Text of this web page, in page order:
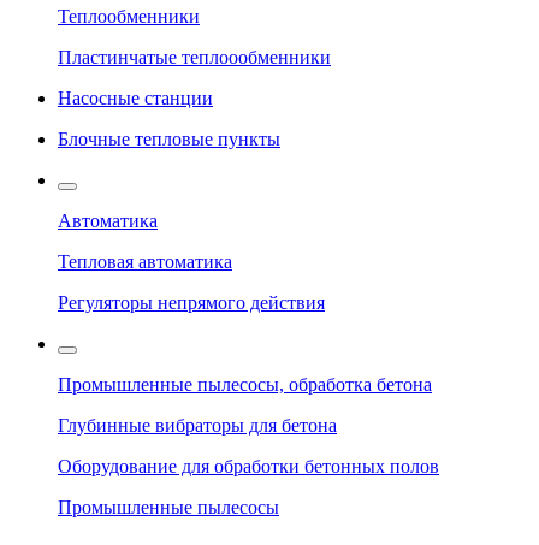
Теплообменники
Пластинчатые теплоообменники
Насосные станции
Блочные тепловые пункты
Автоматика
Тепловая автоматика
Регуляторы непрямого действия
Промышленные пылесосы, обработка бетона
Глубинные вибраторы для бетона
Оборудование для обработки бетонных полов
Промышленные пылесосы